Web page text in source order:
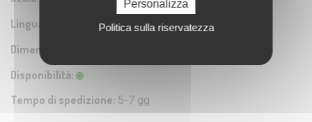
Lingua:
Dimensioni:
Disponibilità:
Tempo di spedizione: 5-7 gg
Personalizza
Politica sulla riservatezza